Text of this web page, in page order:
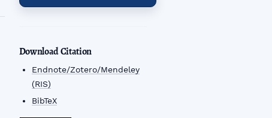
Download Citation
Endnote/Zotero/Mendeley
(RIS)
BibTeX